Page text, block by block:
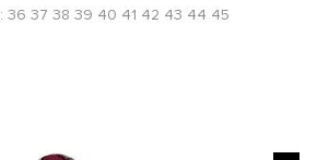
36 37 38 39 40 41 42 43 44 45